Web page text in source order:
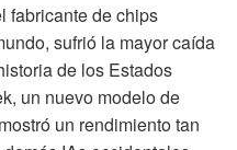
fabricante de chips
sufrió la mayor caída
de los Estados
un nuevo modelo de
un rendimiento tan